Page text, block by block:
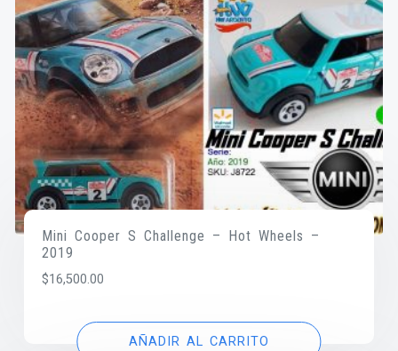
Mini Cooper S Challenge – Hot Wheels –
2019
$16,500.00
AÑADIR AL CARRITO